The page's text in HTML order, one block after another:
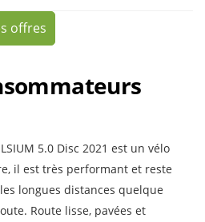
offres
5.0 Disc 2021 est un vélo
il est très performant et reste
longues distances quelque
Route lisse, pavées et